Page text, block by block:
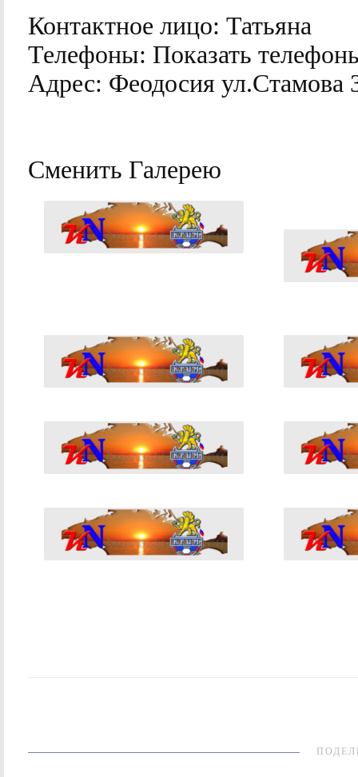
Контактное лицо: Татьяна
Телефоны: Показать
Адрес: Феодосия ул.Стамова
Сменить Галерею